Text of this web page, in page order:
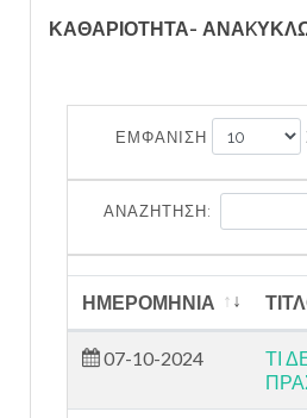
ΚΑΘΑΡΙΟΤΗΤΑ-
ΕΜΦΑΝΙΣΗ
ΑΝΑΖΗΤΗΣΗ:
ΗΜΕΡΟΜΗΝΙΑ
07-10-2024
ΤΙ